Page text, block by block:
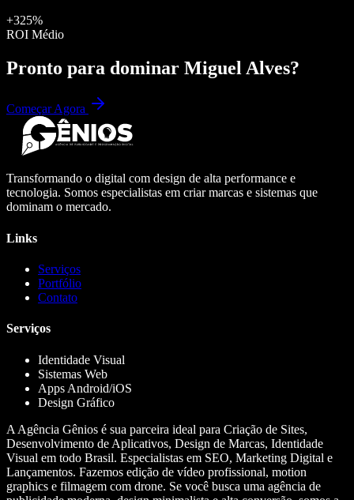
+325%
ROI Médio
Pronto para dominar Miguel Alves?
Começar Agora
Transformando o digital com design de alta performance e
tecnologia. Somos especialistas em criar marcas e sistemas que
dominam o mercado.
Links
Serviços
Portfólio
Contato
Serviços
Identidade Visual
Sistemas Web
Apps Android/iOS
Design Gráfico
A Agência Gênios é sua parceira ideal para Criação de Sites,
Desenvolvimento de Aplicativos, Design de Marcas, Identidade
Visual em todo Brasil. Especialistas em SEO, Marketing Digital e
Lançamentos. Fazemos edição de vídeo profissional, motion
graphics e filmagem com drone. Se você busca uma agência de